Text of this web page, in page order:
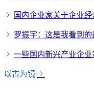
国内企业家关于企业
罗振宇：这是我看到
一些国内新兴产业企
以古为镜